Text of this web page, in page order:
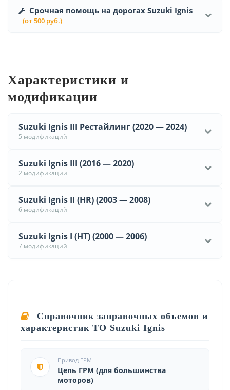
Срочная помощь на дорогах Suzuki Ignis
(от 500 руб.)
Характеристики и
модификации
Suzuki Ignis III Рестайлинг (2020 — 2024)
5 модификаций
Suzuki Ignis III (2016 — 2020)
2 модификации
Suzuki Ignis II (HR) (2003 — 2008)
6 модификаций
Suzuki Ignis I (HT) (2000 — 2006)
7 модификаций
Справочник заправочных объемов и
характеристик ТО Suzuki Ignis
Привод ГРМ
Цепь ГРМ (для большинства
моторов)